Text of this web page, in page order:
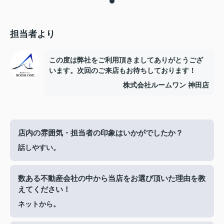
担当者より
この度は弊社をご利用頂きましてありがとうござ
います。次回のご来店もお待ちしております！
株式会社ルームワン 神田店
店内の雰囲気・担当者の印象はいかがでしたか？
話しやすい。
数ある不動産会社の中から当店をお選び頂いた理由を教
えてください！
ネットから。